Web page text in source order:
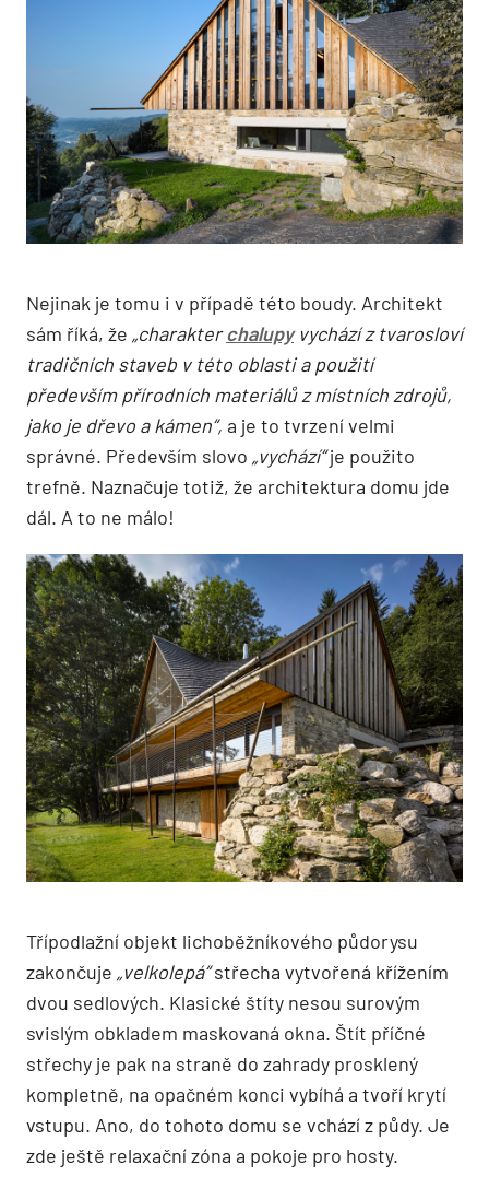
Nejinak je tomu i v případě této boudy. Architekt
sám říká, že „charakterchalupyvychází z tvarosloví
tradičních staveb v této oblasti a použití
především přírodních materiálů z místních zdrojů,
jako je dřevo a kámen“, a je to tvrzení velmi
správné. Především slovo „vychází“je použito
trefně. Naznačuje totiž, že architektura domu jde
dál. A to ne málo!
Třípodlažní objekt lichoběžníkového půdorysu
zakončuje „velkolepá“střecha vytvořená křížením
dvou sedlových. Klasické štíty nesou surovým
svislým obkladem maskovaná okna. Štít příčné
střechy je pak na straně do zahrady prosklený
kompletně, na opačném konci vybíhá a tvoří krytí
vstupu. Ano, do tohoto domu se vchází z půdy. Je
zde ještě relaxační zóna a pokoje pro hosty.